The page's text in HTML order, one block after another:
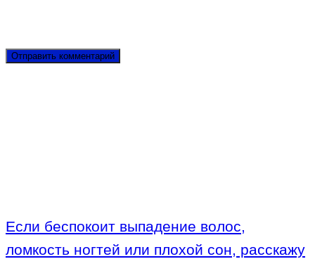
Если беспокоит выпадение волос,
ломкость ногтей или плохой сон, расскажу